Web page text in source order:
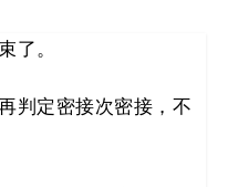
了。
判定密接次密接，不